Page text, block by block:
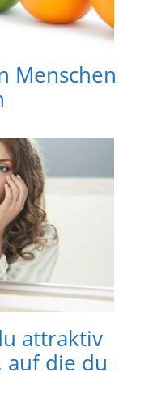
Menschen
attraktiv
auf die du